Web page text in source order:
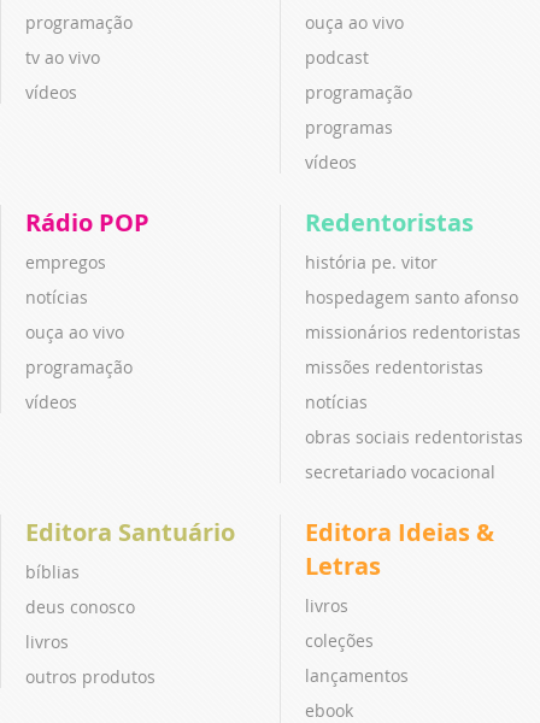
programação
tv ao vivo
vídeos
ouça ao vivo
podcast
programação
programas
vídeos
Rádio POP
empregos
notícias
ouça ao vivo
programação
vídeos
Redentoristas
história pe. vitor
hospedagem santo afonso
missionários redentoristas
missões redentoristas
notícias
obras sociais redentoristas
secretariado vocacional
Editora Santuário
bíblias
deus conosco
livros
outros produtos
Editora Ideias &
Letras
livros
coleções
lançamentos
ebook